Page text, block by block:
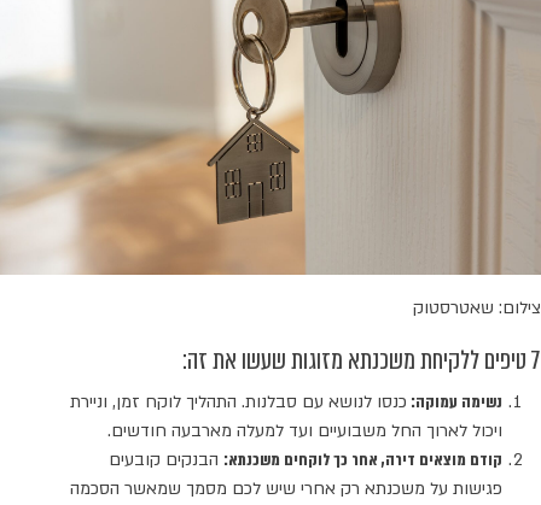
צילום: שאטרסטוק
7 טיפים ללקיחת משכנתא מזוגות שעשו את זה:
נשימה עמוקה: כנסו לנושא עם סבלנות. התהליך לוקח זמן, וניירת
ויכול לארוך החל משבועיים ועד למעלה מארבעה חודשים.
קודם מוצאים דירה, אחר כך לוקחים משכנתא: הבנקים קובעים
פגישות על משכנתא רק אחרי שיש לכם מסמך שמאשר הסכמה